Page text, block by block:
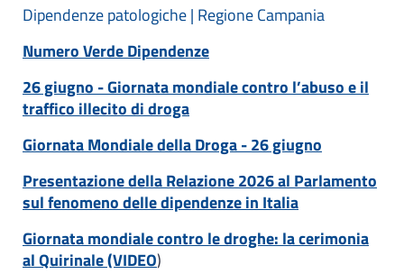
Dipendenze patologiche | Regione Campania
Numero Verde Dipendenze
26 giugno - Giornata mondiale contro l’abuso e il
traffico illecito di droga
Giornata Mondiale della Droga - 26 giugno
Presentazione della Relazione 2026 al Parlamento
sul fenomeno delle dipendenze in Italia
Giornata mondiale contro le droghe: la cerimonia
al Quirinale (VIDEO)